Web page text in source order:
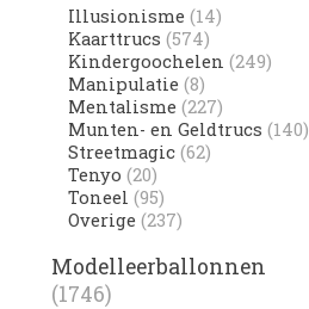
Illusionisme (14)
Kaarttrucs (574)
Kindergoochelen (249)
Manipulatie (8)
Mentalisme (227)
Munten- en Geldtrucs (140)
Streetmagic (62)
Tenyo (20)
Toneel (95)
Overige (237)
Modelleerballonnen
(1746)